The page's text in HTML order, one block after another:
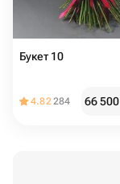
Букет 10
4.82284 66 500